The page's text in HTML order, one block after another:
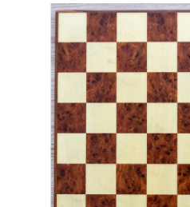
SCHACHUHREN
SCHACHBÜCHER
SCHACH-ANTIQUITÄTENLADEN
SCHACH ONLINE
SCHACH-MERCH